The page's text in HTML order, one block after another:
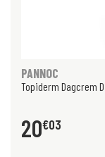
PANNOC
Topiderm Dagcrem D
20€03